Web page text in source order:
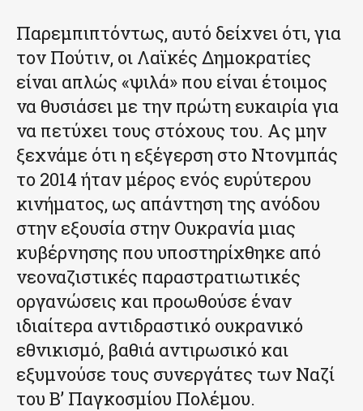
Παρεμπιπτόντως, αυτό δείχνει ότι, για
τον Πούτιν, οι Λαϊκές Δημοκρατίες
είναι απλώς «ψιλά» που είναι έτοιμος
να θυσιάσει με την πρώτη ευκαιρία για
να πετύχει τους στόχους του. Ας μην
ξεχνάμε ότι η εξέγερση στο Ντονμπάς
το 2014 ήταν μέρος ενός ευρύτερου
κινήματος, ως απάντηση της ανόδου
στην εξουσία στην Ουκρανία μιας
κυβέρνησης που υποστηρίχθηκε από
νεοναζιστικές παραστρατιωτικές
οργανώσεις και προωθούσε έναν
ιδιαίτερα αντιδραστικό ουκρανικό
εθνικισμό, βαθιά αντιρωσικό και
εξυμνούσε τους συνεργάτες των Ναζί
του Β’ Παγκοσμίου Πολέμου.